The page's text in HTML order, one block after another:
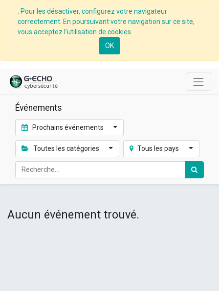
. Pour les désactiver, configurez votre navigateur
correctement. En poursuivant votre navigation sur ce site,
vous acceptez l’utilisation de cookies.
OK
Événements
Prochains événements
Toutes les catégories Tous les pays
Aucun événement trouvé.